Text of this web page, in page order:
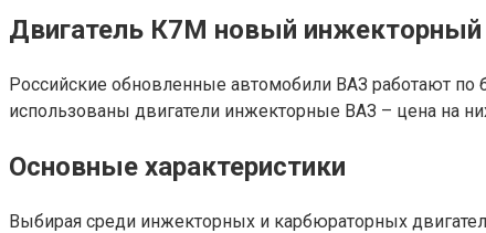
Двигатель К7М новый инжекторный
Российские обновленные автомобили ВАЗ работают по
использованы двигатели инжекторные ВАЗ – цена на
Основные характеристики
Выбирая среди инжекторных и карбюраторных